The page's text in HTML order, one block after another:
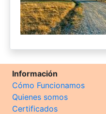
Información
Cómo Funcionamos
Quienes somos
Certificados